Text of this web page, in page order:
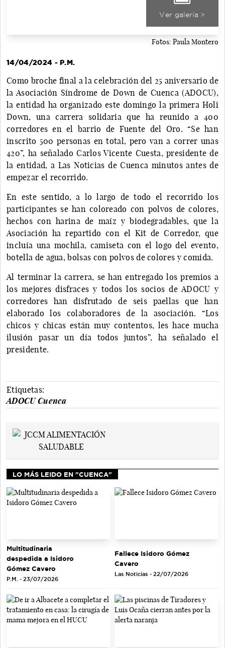
Ver galería >
Fotos: Paula Montero
14/04/2024 - P.M.
Como broche final a la celebración del 25 aniversario de
la Asociación Síndrome de Down de Cuenca (ADOCU),
la entidad ha organizado este domingo la primera Holi
Down, una carrera solidaria que ha reunido a 400
corredores en el barrio de Fuente del Oro. “Se han
inscrito 500 personas en total, pero van a correr unas
420”, ha señalado Carlos Vicente Cuesta, presidente de
la entidad, a Las Noticias de Cuenca minutos antes de
empezar el recorrido.
En este sentido, a lo largo de todo el recorrido los
participantes se han coloreado con polvos de colores,
hechos con harina de maíz y biodegradables, que la
Asociación ha repartido con el Kit de Corredor, que
incluía una mochila, camiseta con el logo del evento,
botella de agua, bolsas con polvos de colores y comida.
Al terminar la carrera, se han entregado los premios a
los mejores disfraces y todos los socios de ADOCU y
corredores han disfrutado de seis paellas que han
elaborado los colaboradores de la asociación. “Los
chicos y chicas están muy contentos, les hace mucha
ilusión pasar un día todos juntos”, ha señalado el
presidente.
Etiquetas:
ADOCU Cuenca
LO MÁS LEIDO EN "CUENCA"
Multitudinaria
despedida a Isidoro
Gómez Cavero
P.M. - 23/07/2026
Fallece Isidoro Gómez
Cavero
Las Noticias - 22/07/2026